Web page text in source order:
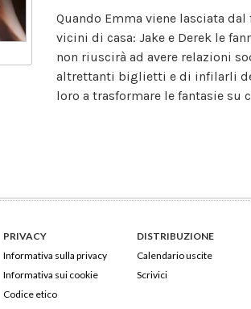
Quando Emma viene lasciata
vicini di casa: Jake e Derek le
non riuscirà ad avere relazioni
altrettanti biglietti e di infilarli
loro a trasformare le fantasie su
PRIVACY
Informativa sulla privacy
Informativa sui cookie
Codice etico
DISTRIBUZIONE
Calendario uscite
Scrivici